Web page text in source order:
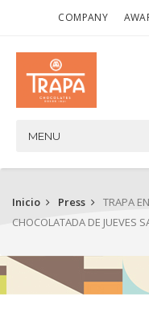
COMPANY
MENU
Inicio Press
TRAPA
CHOCOLATADA DE JUEVES